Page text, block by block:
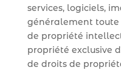
services, logiciels,
généralement
de propriété
propriété exclusive
de droits de